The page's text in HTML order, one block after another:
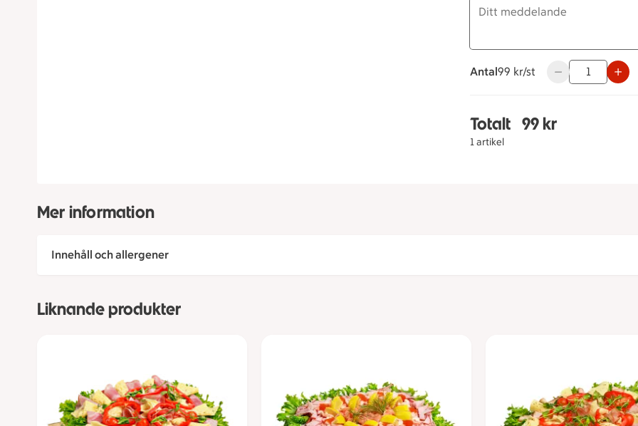
Antal
99 kronor styck
99 kr/st Använd
Totalt
1 artikel
Totalt 1 stycken
99 kr
Mer information
Innehåll och allergener
Liknande produkter